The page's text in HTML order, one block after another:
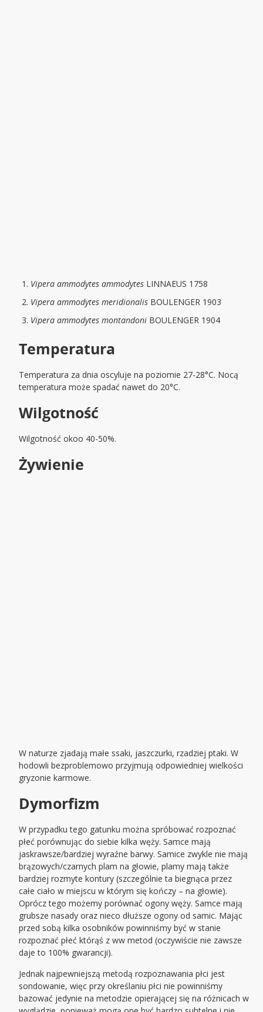
Vipera ammodytes ammodytes LINNAEUS 1758
Vipera ammodytes meridionalis BOULENGER 1903
Vipera ammodytes montandoni BOULENGER 1904
Temperatura
Temperatura za dnia oscyluje na poziomie 27-28°C. Nocą
temperatura może spadać nawet do 20°C.
Wilgotność
Wilgotność okoo 40-50%.
Żywienie
W naturze zjadają małe ssaki, jaszczurki, rzadziej ptaki. W
hodowli bezproblemowo przyjmują odpowiedniej wielkości
gryzonie karmowe.
Dymorfizm
W przypadku tego gatunku można spróbować rozpoznać
płeć porównując do siebie kilka węży. Samce mają
jaskrawsze/bardziej wyraźne barwy. Samice zwykle nie mają
brązowych/czarnych plam na głowie, plamy mają także
bardziej rozmyte kontury (szczególnie ta biegnąca przez
całe ciało w miejscu w którym się kończy – na głowie).
Oprócz tego możemy porównać ogony węży. Samce mają
grubsze nasady oraz nieco dłuższe ogony od samic. Mając
przed sobą kilka osobników powinniśmy być w stanie
rozpoznać płeć którąś z ww metod (oczywiście nie zawsze
daje to 100% gwarancji).
Jednak najpewniejszą metodą rozpoznawania płci jest
sondowanie, więc przy określaniu płci nie powinniśmy
bazować jedynie na metodzie opierającej się na różnicach w